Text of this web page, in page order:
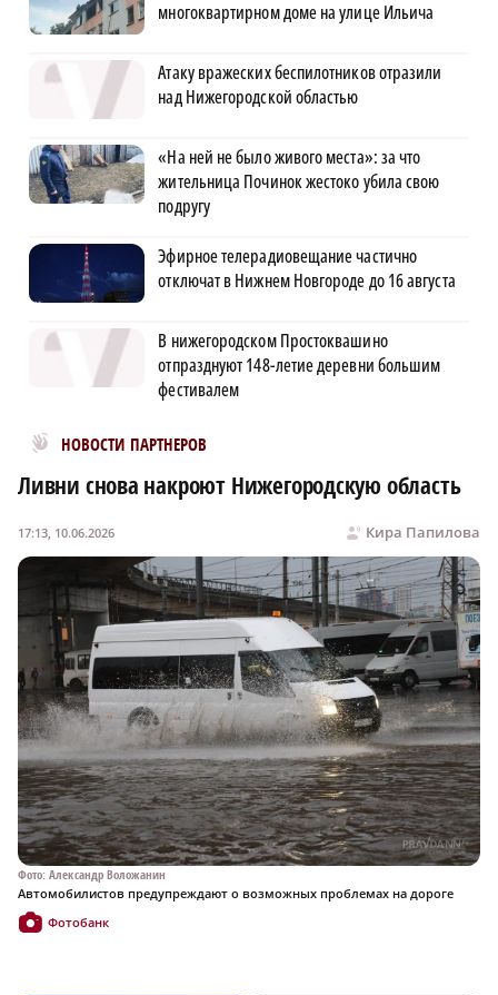
многоквартирном доме на улице Ильича
Атаку вражеских беспилотников отразили
над Нижегородской областью
«На ней не было живого места»: за что
жительница Починок жестоко убила свою
подругу
Эфирное телерадиовещание частично
отключат в Нижнем Новгороде до 16 августа
В нижегородском Простоквашино
отпразднуют 148-летие деревни большим
фестивалем
НОВОСТИ ПАРТНЕРОВ
Новости МирТесен
Ливни снова накроют Нижегородскую область
Кира Папилова
17:13, 10.06.2026
Фото: Александр Воложанин
Автомобилистов предупреждают о возможных проблемах на дороге
Фотобанк